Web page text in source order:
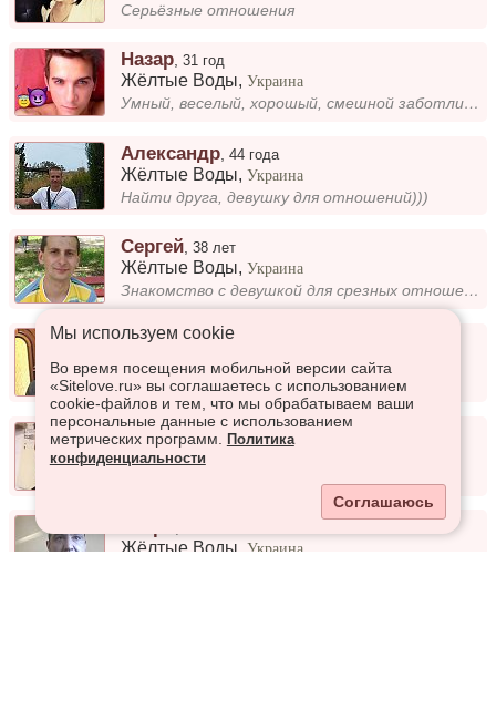
Серьёзные отношения
Назар,31 год
Жёлтые Воды,Украина
Умный, веселый, хорошый, смешной заботливый человек ищу вторую половинку.
Александр ,44 года
Жёлтые Воды,Украина
Найти друга, девушку для отношений)))
Сергей ,38 лет
Жёлтые Воды,Украина
Знакомство с девушкой для срезных отношений!
Vitaliy,40 лет
Жёлтые Воды,Украина
Добрый отзывчивый
Микола,24 года
Жёлтые Воды
Жёлтые Воды ,Украина
Мы используем сookie
Во время посещения мобильной версии сайта
«Sitelove.ru» вы соглашаетесь с использованием
cookie-файлов и тем, что мы обрабатываем ваши
персональные данные с использованием
метрических программ.
Политика
конфиденциальности
Соглашаюсь